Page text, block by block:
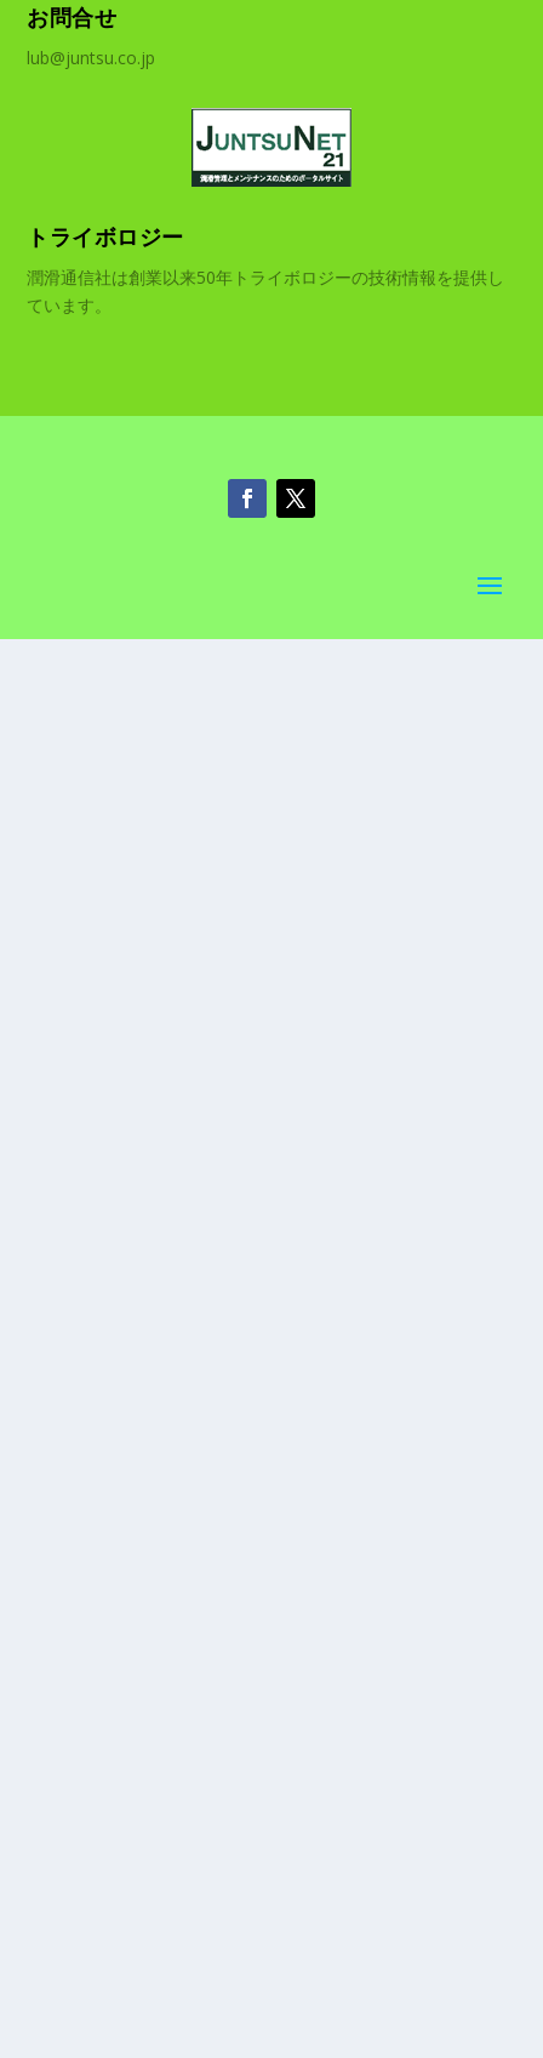
お問合せ
lub@juntsu.co.jp
トライボロジー
潤滑通信社は創業以来50年トライボロジーの技術情報を提供し
ています。